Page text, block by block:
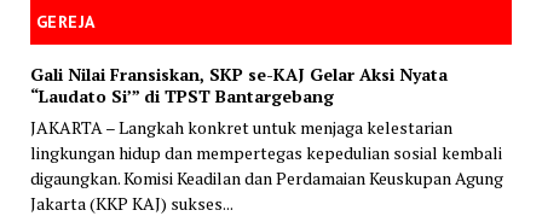
GEREJA
Gali Nilai Fransiskan, SKP se-KAJ Gelar Aksi Nyata
“Laudato Si’” di TPST Bantargebang
JAKARTA – Langkah konkret untuk menjaga kelestarian
lingkungan hidup dan mempertegas kepedulian sosial kembali
digaungkan. Komisi Keadilan dan Perdamaian Keuskupan Agung
Jakarta (KKP KAJ) sukses...